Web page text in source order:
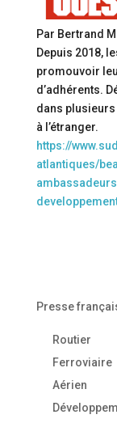
Par Bertrand
Depuis 2018,
promouvoir
d’adhérents.
dans
à l’étranger.
https://
atlantiques/
Presse
Routier
Ferroviaire
Aérien